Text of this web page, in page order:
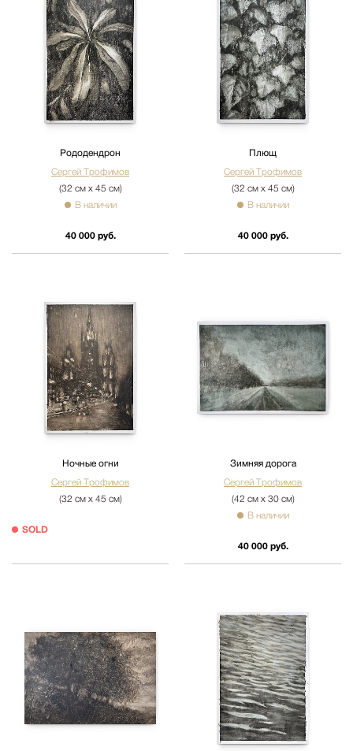
Рододендрон
Сергей Трофимов
(32 см х 45 см)
В наличии
40 000 руб.
Плющ
Сергей Трофимов
(32 см х 45 см)
В наличии
40 000 руб.
Ночные огни
Сергей Трофимов
(32 см х 45 см)
SOLD
Зимняя дорога
Сергей Трофимов
(42 см х 30 см)
В наличии
40 000 руб.